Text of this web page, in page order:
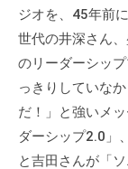
ジオを、45年前
世代の井深さん
のリーダーシッ
っきりしていな
だ！」と強いメ
ダーシップ2.0」
と吉田さんが「